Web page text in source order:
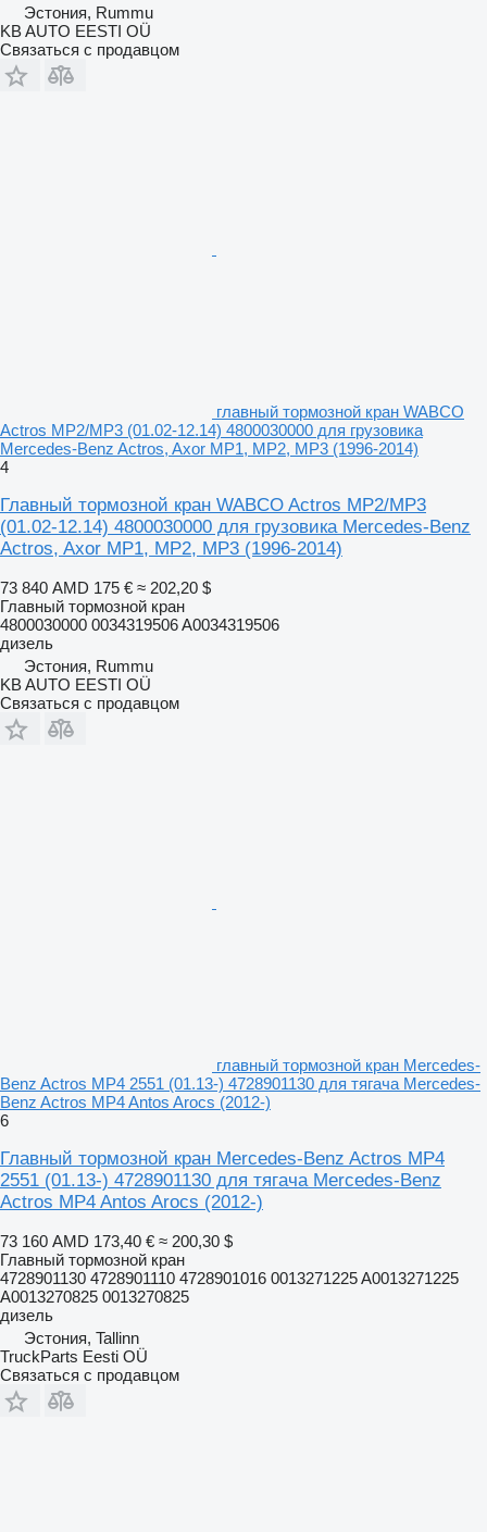
Эстония, Rummu
KB AUTO EESTI OÜ
Связаться с продавцом
главный тормозной кран WABCO
Actros MP2/MP3 (01.02-12.14) 4800030000 для грузовика
Mercedes-Benz Actros, Axor MP1, MP2, MP3 (1996-2014)
4
Главный тормозной кран WABCO Actros MP2/MP3
(01.02-12.14) 4800030000 для грузовика Mercedes-Benz
Actros, Axor MP1, MP2, MP3 (1996-2014)
73 840 AMD 175 € ≈ 202,20 $
Главный тормозной кран
4800030000 0034319506 A0034319506
дизель
Эстония, Rummu
KB AUTO EESTI OÜ
Связаться с продавцом
главный тормозной кран Mercedes-
Benz Actros MP4 2551 (01.13-) 4728901130 для тягача Mercedes-
Benz Actros MP4 Antos Arocs (2012-)
6
Главный тормозной кран Mercedes-Benz Actros MP4
2551 (01.13-) 4728901130 для тягача Mercedes-Benz
Actros MP4 Antos Arocs (2012-)
73 160 AMD 173,40 € ≈ 200,30 $
Главный тормозной кран
4728901130 4728901110 4728901016 0013271225 A0013271225
A0013270825 0013270825
дизель
Эстония, Tallinn
TruckParts Eesti OÜ
Связаться с продавцом